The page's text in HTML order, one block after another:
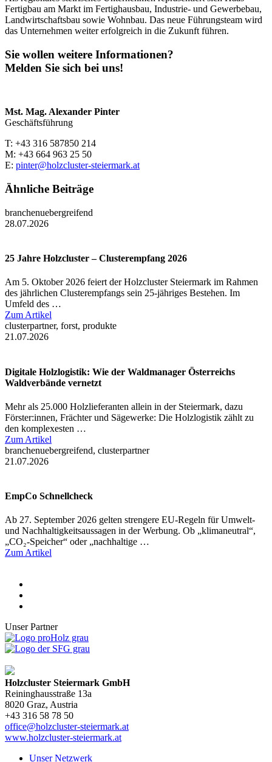
Fertigbau am Markt im Fertighausbau, Industrie- und Gewerbebau,
Landwirtschaftsbau sowie Wohnbau. Das neue Führungsteam wird
das Unternehmen weiter erfolgreich in die Zukunft führen.
Sie wollen weitere Informationen?
Melden Sie sich bei uns!
Mst. Mag. Alexander Pinter
Geschäftsführung
T: +43 316 587850 214
M: +43 664 963 25 50
E: pinter@holzcluster-steiermark.at
Ähnliche Beiträge
branchenuebergreifend
28.07.2026
25 Jahre Holzcluster – Clusterempfang 2026
Am 5. Oktober 2026 feiert der Holzcluster Steiermark im Rahmen
des jährlichen Clusterempfangs sein 25-jähriges Bestehen. Im
Umfeld des …
Zum Artikel
clusterpartner, forst, produkte
21.07.2026
Digitale Holzlogistik: Wie der Waldmanager Österreichs
Waldverbände vernetzt
Mehr als 25.000 Holzlieferanten allein in der Steiermark, dazu
Förster:innen, Frächter und Sägewerke: Die Holzlogistik zählt zu
den komplexesten …
Zum Artikel
branchenuebergreifend, clusterpartner
21.07.2026
EmpCo Schnellcheck
Ab 27. September 2026 gelten strengere EU-Regeln für Umwelt-
und Nachhaltigkeitsaussagen in der Werbung. Ob „klimaneutral“,
„CO₂-Speicher“ oder „nachhaltige …
Zum Artikel
Unser Partner
Holzcluster Steiermark GmbH
Reininghausstraße 13a
8020 Graz, Austria
+43 316 58 78 50
office@holzcluster-steiermark.at
www.holzcluster-steiermark.at
Unser Netzwerk